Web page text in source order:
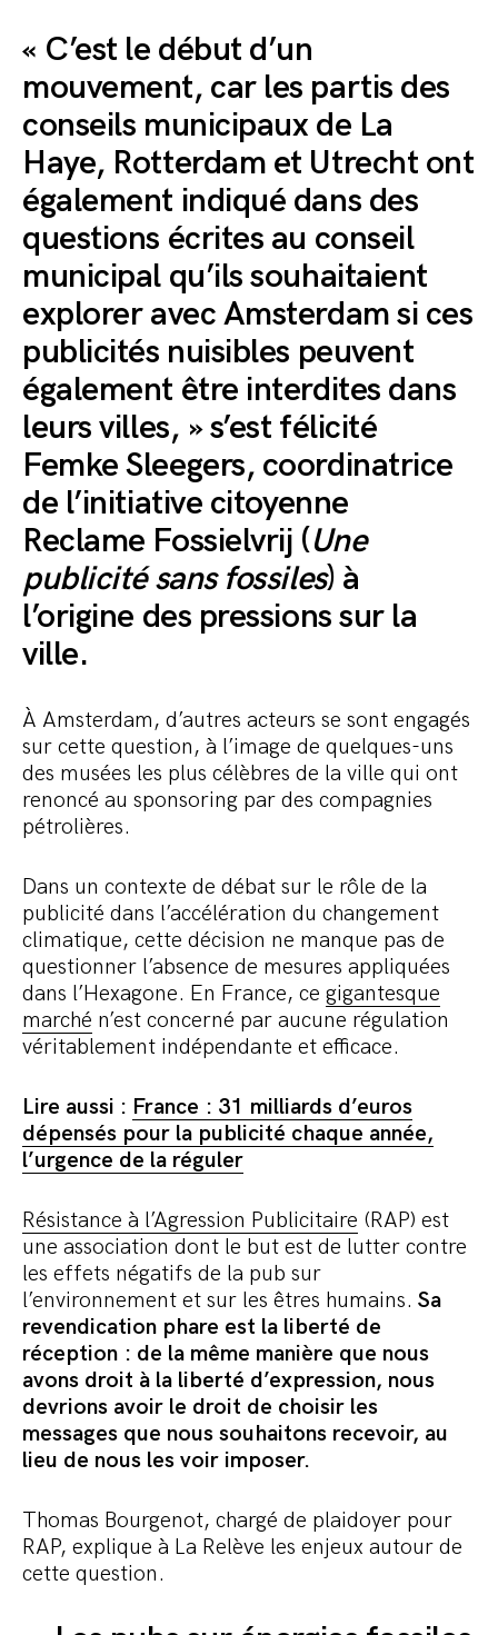
« C’est le début d’un
mouvement, car les partis des
conseils municipaux de La
Haye, Rotterdam et Utrecht ont
également indiqué dans des
questions écrites au conseil
municipal qu’ils souhaitaient
explorer avec Amsterdam si ces
publicités nuisibles peuvent
également être interdites dans
leurs villes, » s’est félicité
Femke Sleegers, coordinatrice
de l’initiative citoyenne
Reclame Fossielvrij (Une
publicité sans fossiles) à
l’origine des pressions sur la
ville.
À Amsterdam, d’autres acteurs se sont engagés
sur cette question, à l’image de quelques-uns
des musées les plus célèbres de la ville qui ont
renoncé au sponsoring par des compagnies
pétrolières.
Dans un contexte de débat sur le rôle de la
publicité dans l’accélération du changement
climatique, cette décision ne manque pas de
questionner l’absence de mesures appliquées
dans l’Hexagone. En France, ce gigantesque
marché n’est concerné par aucune régulation
véritablement indépendante et efficace.
Lire aussi : France : 31 milliards d’euros
dépensés pour la publicité chaque année,
l’urgence de la réguler
Résistance à l’Agression Publicitaire (RAP) est
une association dont le but est de lutter contre
les effets négatifs de la pub sur
l’environnement et sur les êtres humains. Sa
revendication phare est la liberté de
réception : de la même manière que nous
avons droit à la liberté d’expression, nous
devrions avoir le droit de choisir les
messages que nous souhaitons recevoir, au
lieu de nous les voir imposer.
Thomas Bourgenot, chargé de plaidoyer pour
RAP, explique à La Relève les enjeux autour de
cette question.